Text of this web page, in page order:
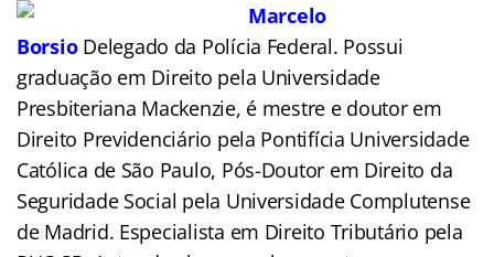
Marcelo
Borsio Delegado da Polícia Federal. Possui
graduação em Direito pela Universidade
Presbiteriana Mackenzie, é mestre e doutor em
Direito Previdenciário pela Pontifícia Universidade
Católica de São Paulo, Pós-Doutor em Direito da
Seguridade Social pela Universidade Complutense
de Madrid. Especialista em Direito Tributário pela